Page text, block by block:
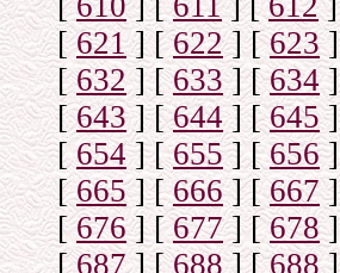
[621] [622] [623]
[632] [633] [634]
[643] [644] [645]
[654] [655] [656]
[665] [666] [667]
[676] [677] [678]
[687] [688] [688]